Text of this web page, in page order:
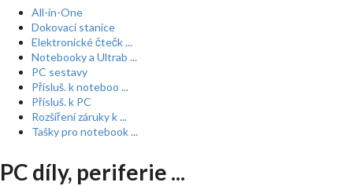
All-in-One
Dokovací stanice
Elektronické čtečk ...
Notebooky a Ultrab ...
PC sestavy
Přísluš. k noteboo ...
Přísluš. k PC
Rozšíření záruky k ...
Tašky pro notebook ...
PC díly, periferie ...